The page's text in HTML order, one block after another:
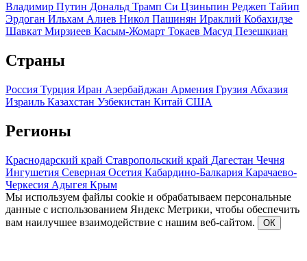
Владимир Путин Дональд Трамп Си Цзиньпин Реджеп Тайип
Эрдоган Ильхам Алиев Никол Пашинян Ираклий Кобахидзе
Шавкат Мирзиеев Касым-Жомарт Токаев Масуд Пезешкиан
Страны
Россия Турция Иран Азербайджан Армения Грузия Абхазия
Израиль Казахстан Узбекистан Китай США
Регионы
Краснодарский край Ставропольский край Дагестан Чечня
Ингушетия Северная Осетия Кабардино-Балкария Карачаево-
Черкесия Адыгея Крым
Мы используем файлы cookie и обрабатываем персональные
данные с использованием Яндекс Метрики, чтобы обеспечить
вам наилучшее взаимодействие с нашим веб-сайтом.
ОК